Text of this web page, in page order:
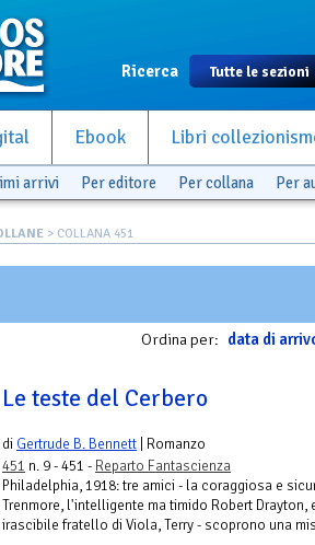
Ricerca
Ebook Libri
arrivi Per editore Per collana Per
> COLLANA 451
Ordina per: data di
Le teste del Cerbero
di Gertrude B. Bennett | Romanzo
451 n. 9 - 451 - Reparto Fantascienza
Philadelphia, 1918: tre amici - la coraggiosa e
Trenmore, l'intelligente ma timido Robert Drayton,
irascibile fratello di Viola, Terry - scoprono una